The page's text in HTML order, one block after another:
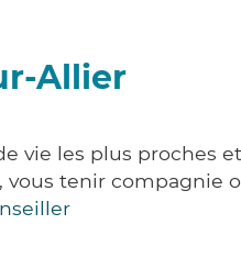
Allier
vie les plus proches
vous tenir compagnie